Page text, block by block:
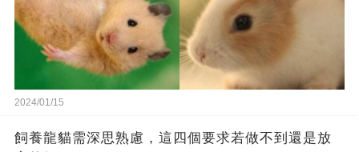
2024/01/15
飼養龍貓需深思熟慮，這四個要求若做不到還是放